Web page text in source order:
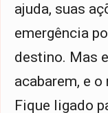
ajuda, suas
emergência
destino. Mas
acabarem, e
Fique ligado